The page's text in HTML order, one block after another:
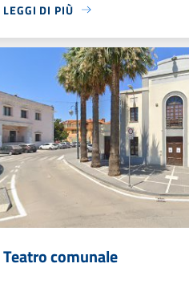
LEGGI DI PIÙ
Teatro comunale